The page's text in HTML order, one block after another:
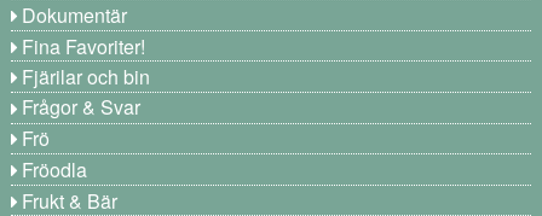
Dokumentär
Fina Favoriter!
Fjärilar och bin
Frågor & Svar
Frö
Fröodla
Frukt & Bär